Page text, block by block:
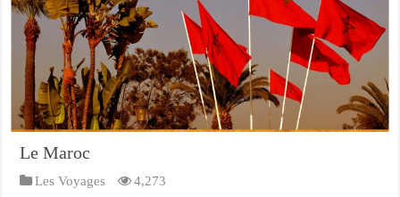
Le Maroc
Les Voyages 4,273